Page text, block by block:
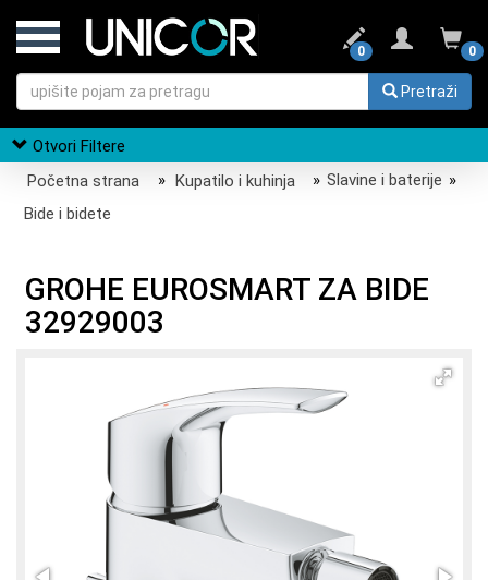
0
0
Pretraži
Otvori Filtere
Početna strana
» Kupatilo i kuhinja » Slavine i baterije »
Bide i bidete
GROHE EUROSMART ZA BIDE
32929003